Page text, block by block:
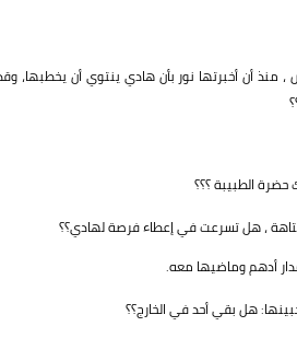
منذ أن أخبرتها نور بأن هادي ينتوي أن يخطبها،
الطبيبة ؟؟؟
، هل تسرعت في إعطاء فرصة لهادي؟؟
أدهم وماضيها معه.
هل بقي أحد في الخارج؟؟